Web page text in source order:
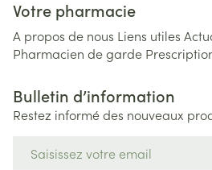
Votre pharmacie
A propos de nous Liens utiles
Pharmacien de garde
Bulletin d’information
Restez informé des nouveaux